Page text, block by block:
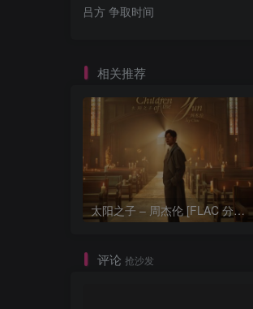
吕方 争取时间
相关推荐
太阳之子 – 周杰伦 [FLAC 分轨 192Khz 24bit]
评论 抢沙发